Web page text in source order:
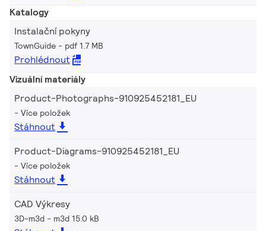
Katalogy
Instalační pokyny
TownGuide pdf 1.7 MB
Prohlédnout
Vizuální materiály
Product-Photographs-910925452181_EU
Více položek
Stáhnout
Product-Diagrams-910925452181_EU
Více položek
Stáhnout
CAD Výkresy
3D-m3d m3d 15.0 kB